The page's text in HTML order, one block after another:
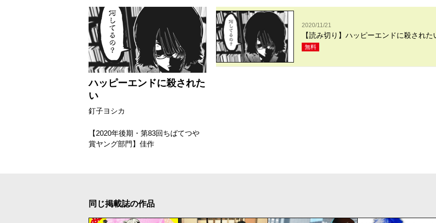
ハッピーエンドに殺された
い
釘子ヨシカ
【2020年後期・第83回ちばてつや
賞ヤング部門】佳作
2020/11/21
【読み切り】ハッピーエンドに殺された
無料
同じ掲載誌の作品